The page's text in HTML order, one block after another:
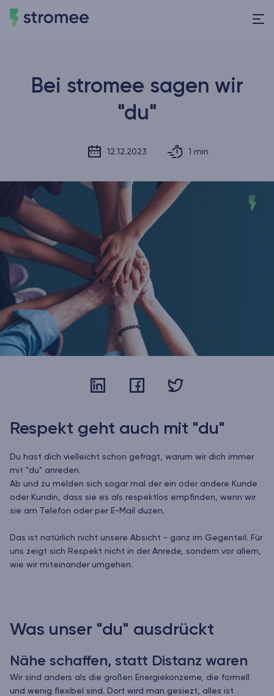
Bei stromee sagen wir
"du"
Veröffentlicht am
12.12.2023 1 min
Respekt geht auch mit "du"
Du hast dich vielleicht schon gefragt, warum wir dich immer
mit "du" anreden.
Ab und zu melden sich sogar mal der ein oder andere Kunde
oder Kundin, dass sie es als respektlos empfinden, wenn wir
sie am Telefon oder per E-Mail duzen.
Das ist natürlich nicht unsere Absicht - ganz im Gegenteil. Für
uns zeigt sich Respekt nicht in der Anrede, sondern vor allem,
wie wir miteinander umgehen.
Was unser "du" ausdrückt
Nähe schaffen, statt Distanz waren
Wir sind anders als die großen Energiekonzerne, die formell
und wenig flexibel sind. Dort wird man gesiezt, alles ist